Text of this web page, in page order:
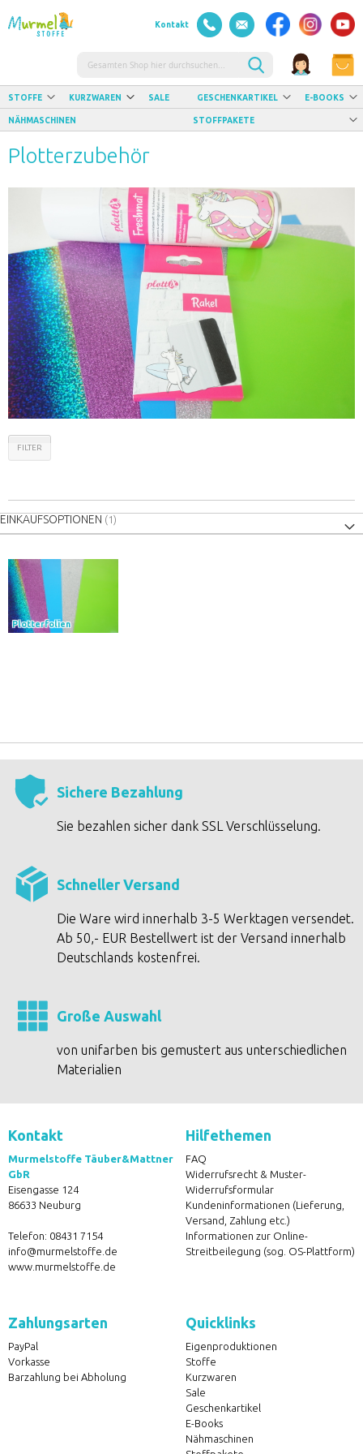
Kontakt
Suche
STOFFE KURZWAREN SALE GESCHENKARTIKEL E-BOOKS
NÄHMASCHINEN STOFFPAKETE
Plotterzubehör
Plotterfolien
FILTER
EINKAUFSOPTIONEN
Sichere Bezahlung
Sie bezahlen sicher dank SSL Verschlüsselung.
Schneller Versand
Die Ware wird innerhalb 3-5 Werktagen versendet.
Ab 50,- EUR Bestellwert ist der Versand innerhalb
Deutschlands kostenfrei.
Große Auswahl
von unifarben bis gemustert aus unterschiedlichen
Materialien
Kontakt
Murmelstoffe Täuber&Mattner
GbR
Eisengasse 124
86633 Neuburg
Telefon: 08431 7154
info@murmelstoffe.de
www.murmelstoffe.de
Hilfethemen
FAQ
Widerrufsrecht & Muster-
Widerrufsformular
Kundeninformationen (Lieferung,
Versand, Zahlung etc.)
Informationen zur Online-
Streitbeilegung (sog. OS-Plattform)
Zahlungsarten
PayPal
Vorkasse
Barzahlung bei Abholung
Quicklinks
Eigenproduktionen
Stoffe
Kurzwaren
Sale
Geschenkartikel
E-Books
Nähmaschinen